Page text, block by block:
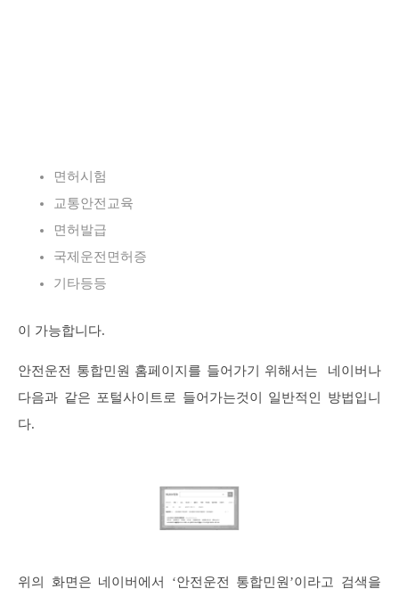
면허시험
교통안전교육
면허발급
국제운전면허증
기타등등
이 가능합니다.
안전운전 통합민원 홈페이지를 들어가기 위해서는 네이버나
다음과 같은 포털사이트로 들어가는것이 일반적인 방법입니
다.
위의 화면은 네이버에서 ‘안전운전 통합민원’이라고 검색을